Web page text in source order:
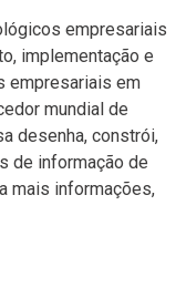
empresariais
implementação e
empresariais em
mundial de
desenha, constrói,
de informação de
mais informações,